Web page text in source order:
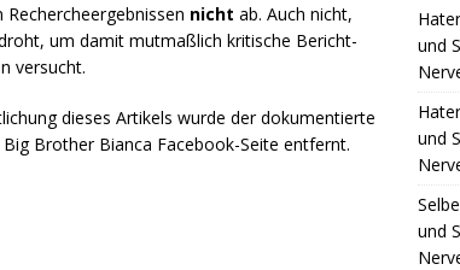
nicht ab. Auch nicht,
um damit mut­maß­lich kri­ti­sche Bericht­
versucht.
die­ses Arti­kels wur­de der doku­men­tier­te
Brot­her Bian­ca Face­book-Sei­te entfernt.
und
und
und